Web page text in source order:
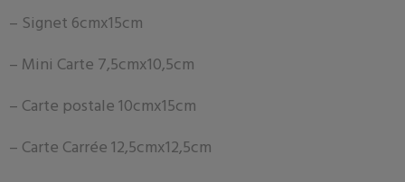
– Signet 6cmx15cm
– Mini Carte 7,5cmx10,5cm
– Carte postale10cmx15cm
– Carte Carrée 12,5cmx12,5cm